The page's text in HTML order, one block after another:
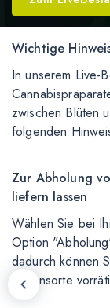
Wichtige
In unserem Live-
zwischen Blüten
folgenden
Zur Abholung
liefern lassen
Wählen Sie bei
Option
dadurch können
Blütensorte